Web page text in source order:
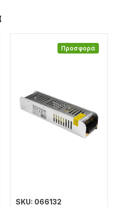
Προσφορά
SKU: 066132